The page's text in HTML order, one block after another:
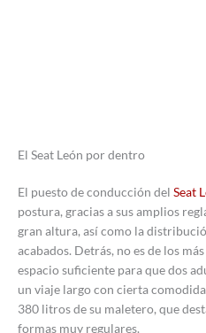
El Seat León por dentro
El puesto de conducción del Seat
postura, gracias a sus amplios
gran altura, así como la
acabados. Detrás, no es de los
espacio suficiente para que dos
un viaje largo con cierta
380 litros de su maletero, que
formas muy regulares.